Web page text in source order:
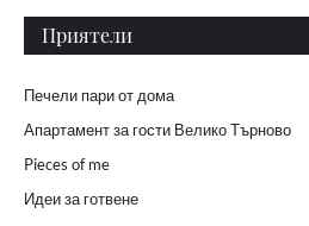
Приятели
Печели пари от дома
Апартамент за гости Велико Търново
Pieces of me
Идеи за готвене